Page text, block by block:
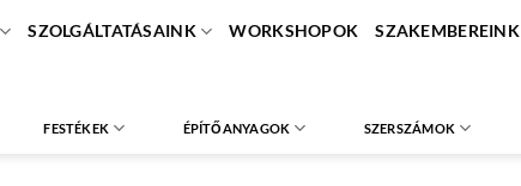
SZOLGÁLTATÁSAINK WORKSHOPOK SZAKEMBEREINK
FESTÉKEK ÉPÍTŐANYAGOK SZERSZÁMOK